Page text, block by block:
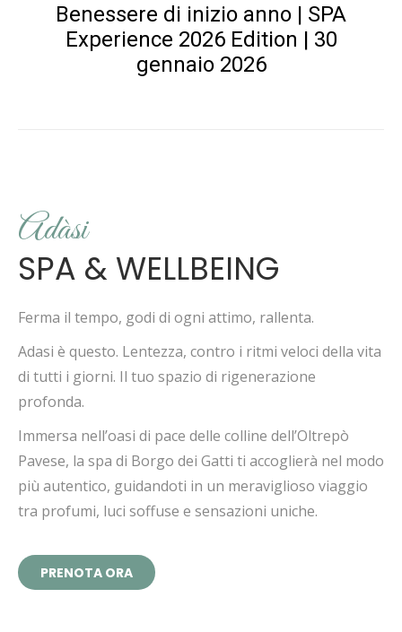
Benessere di inizio anno | SPA
Experience 2026 Edition | 30
gennaio 2026
Adàsi
SPA & WELLBEING
Ferma il tempo, godi di ogni attimo, rallenta.
Adasi è questo. Lentezza, contro i ritmi veloci della vita
di tutti i giorni. Il tuo spazio di rigenerazione
profonda.
Immersa nell’oasi di pace delle colline dell’Oltrepò
Pavese, la spa di Borgo dei Gatti ti accoglierà nel modo
più autentico, guidandoti in un meraviglioso viaggio
tra profumi, luci soffuse e sensazioni uniche.
PRENOTA ORA